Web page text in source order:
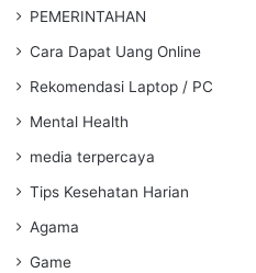
PEMERINTAHAN
Cara Dapat Uang Online
Rekomendasi Laptop / PC
Mental Health
media terpercaya
Tips Kesehatan Harian
Agama
Game